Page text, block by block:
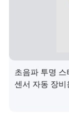
초음파 투명
센서 자동 장